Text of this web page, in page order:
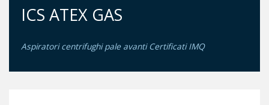
ICS ATEX GAS
Aspiratori centrifughi pale avanti Certificati IMQ